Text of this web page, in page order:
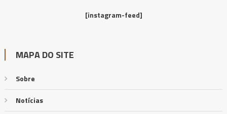
[instagram-feed]
MAPA DO SITE
Sobre
Notícias